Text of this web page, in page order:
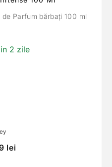
Parfum bărbați 100 ml
2 zile
lei